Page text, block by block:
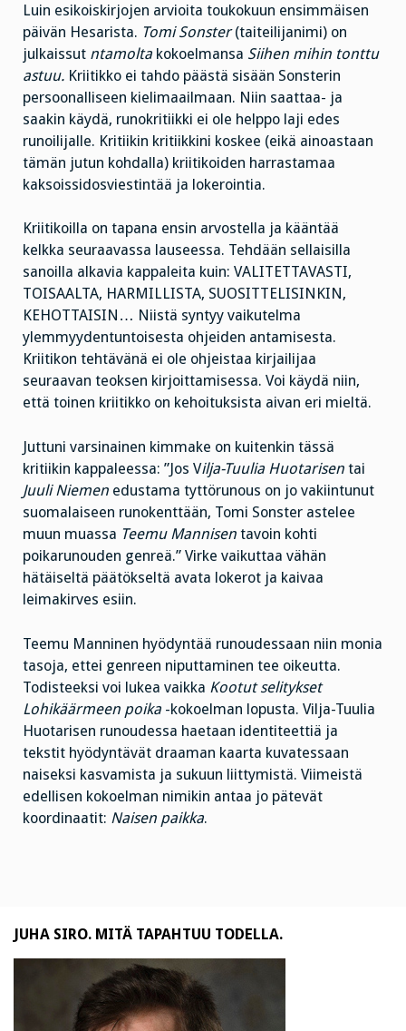
Luin esikoiskirjojen arvioita toukokuun ensimmäisen
päivän Hesarista. Tomi Sonster(taiteilijanimi) on
julkaissut ntamolta kokoelmansa Siihen mihin tonttu
astuu. Kriitikko ei tahdo päästä sisään Sonsterin
persoonalliseen kielimaailmaan. Niin saattaa- ja
saakin käydä, runokritiikki ei ole helppo laji edes
runoilijalle. Kritiikin kritiikkini koskee (eikä ainoastaan
tämän jutun kohdalla) kriitikoiden harrastamaa
kaksoissidosviestintää ja lokerointia.
Kriitikoilla on tapana ensin arvostella ja kääntää
kelkka seuraavassa lauseessa. Tehdään sellaisilla
sanoilla alkavia kappaleita kuin: VALITETTAVASTI,
TOISAALTA, HARMILLISTA, SUOSITTELISINKIN,
KEHOTTAISIN… Niistä syntyy vaikutelma
ylemmyydentuntoisesta ohjeiden antamisesta.
Kriitikon tehtävänä ei ole ohjeistaa kirjailijaa
seuraavan teoksen kirjoittamisessa. Voi käydä niin,
että toinen kriitikko on kehoituksista aivan eri mieltä.
Juttuni varsinainen kimmake on kuitenkin tässä
kritiikin kappaleessa: ”Jos Vilja-Tuulia Huotarisen tai
Juuli Niemen edustama tyttörunous on jo vakiintunut
suomalaiseen runokenttään, Tomi Sonster astelee
muun muassa Teemu Mannisen tavoin kohti
poikarunouden genreä.” Virke vaikuttaa vähän
hätäiseltä päätökseltä avata lokerot ja kaivaa
leimakirves esiin.
Teemu Manninen hyödyntää runoudessaan niin monia
tasoja, ettei genreen niputtaminen tee oikeutta.
Todisteeksi voi lukea vaikka Kootut selitykset
Lohikäärmeen poika -kokoelman lopusta. Vilja-Tuulia
Huotarisen runoudessa haetaan identiteettiä ja
tekstit hyödyntävät draaman kaarta kuvatessaan
naiseksi kasvamista ja sukuun liittymistä. Viimeistä
edellisen kokoelman nimikin antaa jo pätevät
koordinaatit: Naisen paikka.
JUHA SIRO. MITÄ TAPAHTUU TODELLA.